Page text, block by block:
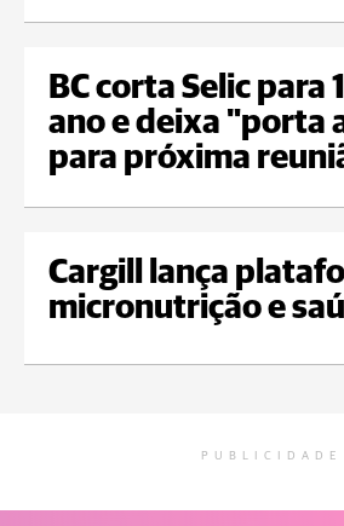
BC corta Selic para
ano e deixa "porta
para próxima
Cargill lança
micronutrição e
PUBLICIDADE